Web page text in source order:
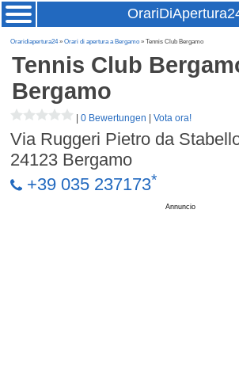
Oraridiapertura24»Orari di apertura a Bergamo » Tennis Club Bergamo
Tennis Club
Bergamo
|0 Bewertungen |Vota ora!
Via Ruggeri Pietro da
24123 Bergamo
+39 035 237173*
Annuncio